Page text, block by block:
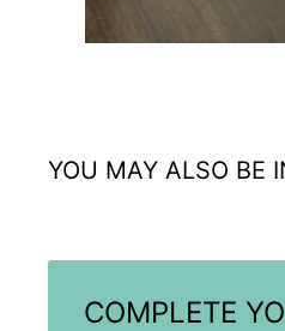
YOU MAY ALSO BE
COMPLETE